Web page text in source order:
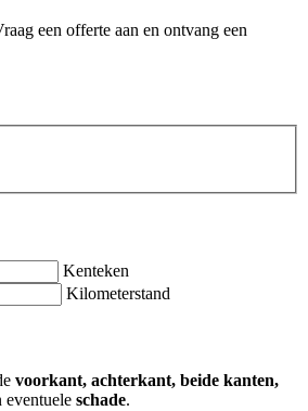
een offerte aan en ontvang een
Kenteken
Kilometerstand
voorkant, achterkant, beide kanten,
eventuele schade.